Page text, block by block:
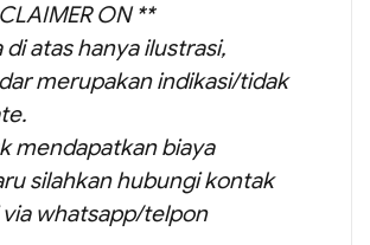
ON **
di atas hanya ilustrasi,
merupakan indikasi/tidak
mendapatkan biaya
silahkan hubungi kontak
whatsapp/telpon